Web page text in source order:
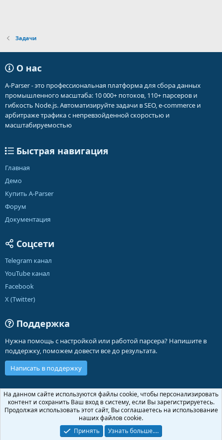
Задачи
О нас
A-Parser - это профессиональная платформа для сбора данных
промышленного масштаба: 10 000+ потоков, 110+ парсеров и
гибкость Node.js. Автоматизируйте задачи в SEO, e-commerce и
арбитраже трафика с непревзойденной скоростью и
масштабируемостью
Быстрая навигация
Главная
Демо
Купить A-Parser
Форум
Документация
Соцсети
Telegram канал
YouTube канал
Facebook
X (Twitter)
Поддержка
Нужна помощь с настройкой или работой парсера? Напишите в
поддержку, поможем довести все до результата.
Написать в поддержку
Russian (RU)
Обратная связь
Условия и правила
Политика конфиденциальности
Помощь
Community platform by XenForo ® © 2010-2026 XenForo Ltd.
На данном сайте используются файлы cookie, чтобы персонализировать
контент и сохранить Ваш вход в систему, если Вы зарегистрируетесь.
Продолжая использовать этот сайт, Вы соглашаетесь на использование
наших файлов cookie.
Принять
Узнать больше.…